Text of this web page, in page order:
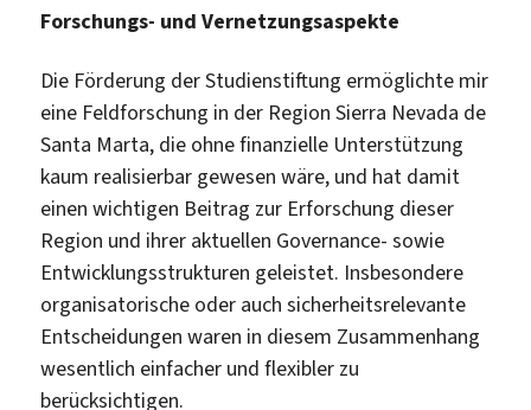
Forschungs- und Vernetzungsaspekte
Die Förderung der Studienstiftung ermöglichte mir
eine Feldforschung in der Region Sierra Nevada de
Santa Marta, die ohne finanzielle Unterstützung
kaum realisierbar gewesen wäre, und hat damit
einen wichtigen Beitrag zur Erforschung dieser
Region und ihrer aktuellen Governance- sowie
Entwicklungsstrukturen geleistet. Insbesondere
organisatorische oder auch sicherheitsrelevante
Entscheidungen waren in diesem Zusammenhang
wesentlich einfacher und flexibler zu
berücksichtigen.